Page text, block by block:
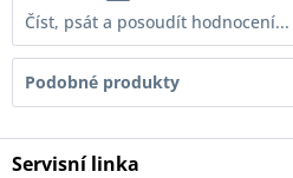
Číst, psát a posoudít hodnocení...
Podobné produkty
Servisní linka